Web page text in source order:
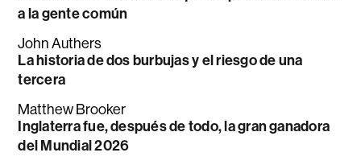
a la gente común
John Authers
La historia de dos burbujas y el riesgo de una
tercera
Matthew Brooker
Inglaterra fue, después de todo, la gran ganadora
del Mundial 2026